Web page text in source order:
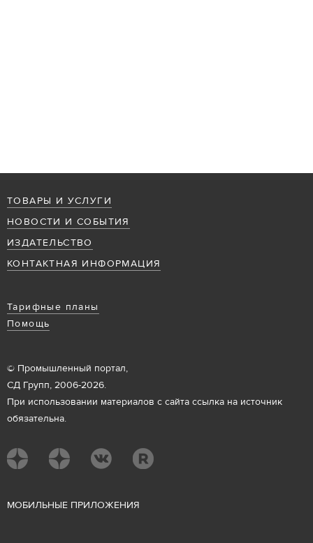
ТОВАРЫ И УСЛУГИ
НОВОСТИ И СОБЫТИЯ
ИЗДАТЕЛЬСТВО
КОНТАКТНАЯ ИНФОРМАЦИЯ
Тарифные планы
Помощь
© Промышленный портал,
СД Групп, 2006-2026.
При использовании материалов с сайта ссылка на источник
обязательна.
МОБИЛЬНЫЕ ПРИЛОЖЕНИЯ